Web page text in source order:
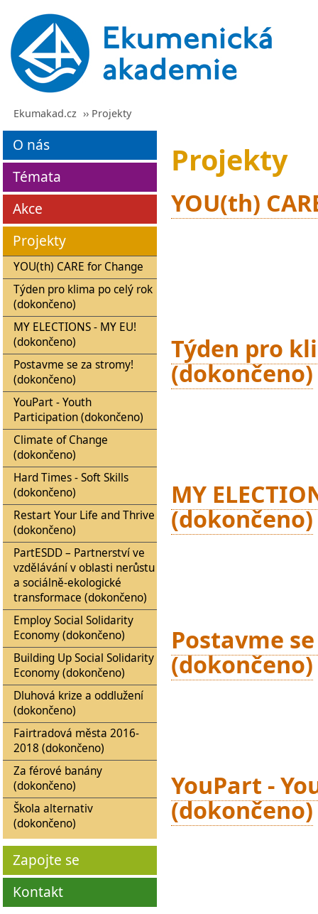
Ekumakad.cz ›› Projekty
O nás
Témata
Akce
Projekty
YOU(th) CARE for Change
Týden pro klima po celý rok
(dokončeno)
MY ELECTIONS - MY EU!
(dokončeno)
Postavme se za stromy!
(dokončeno)
YouPart - Youth
Participation (dokončeno)
Climate of Change
(dokončeno)
Hard Times - Soft Skills
(dokončeno)
Restart Your Life and Thrive
(dokončeno)
PartESDD – Partnerství ve
vzdělávání v oblasti nerůstu
a sociálně-ekologické
transformace (dokončeno)
Employ Social Solidarity
Economy (dokončeno)
Building Up Social Solidarity
Economy (dokončeno)
Dluhová krize a oddlužení
(dokončeno)
Fairtradová města 2016-
2018 (dokončeno)
Za férové banány
(dokončeno)
Škola alternativ
(dokončeno)
Zapojte se
Kontakt
Projekty
YOU(th)
Týden pro
(dokončeno)
MY
(dokončeno)
Postavme
(dokončeno)
YouPart -
(dokončeno)